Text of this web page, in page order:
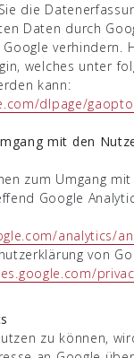
die
Daten durch
verhindern.
welches unter
kann:
dlpage/
mit den
zum Umgang
Google
analytics/
von
zu können,